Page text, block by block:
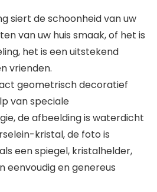
siert de schoonheid van uw
van uw huis smaak, of het is
het is een uitstekend
vrienden.
geometrisch decoratief
van speciale
de afbeelding is waterdicht
kristal, de foto is
een spiegel, kristalhelder,
eenvoudig en genereus